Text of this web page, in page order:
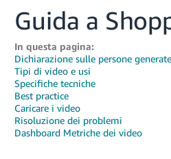
文
-
CN
한
국
Guida a
In questa pagina:
Dichiarazione sulle persone
Tipi di video e usi
Specifiche tecniche
Best practice
Caricare i video
Risoluzione dei problemi
Dashboard Metriche dei video